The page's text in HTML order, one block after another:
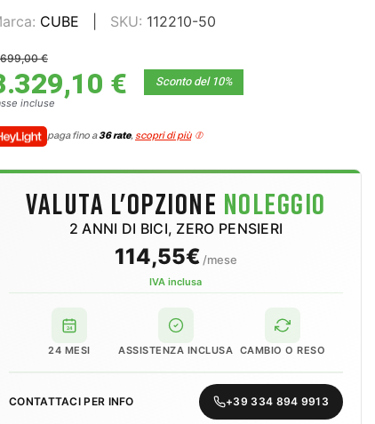
CUBE SKU: 112210-50
€
€ Sconto del 10%
incluse
paga fino a36 rate, scopri di più
VALUTA L'OPZIONE NOLEGGIO
2 ANNI DI BICI, ZERO PENSIERI
114,55€ /mese
IVA inclusa
24
24 MESI ASSISTENZA INCLUSA CAMBIO O RESO
CONTATTACI PER INFO +39 334 894 9913